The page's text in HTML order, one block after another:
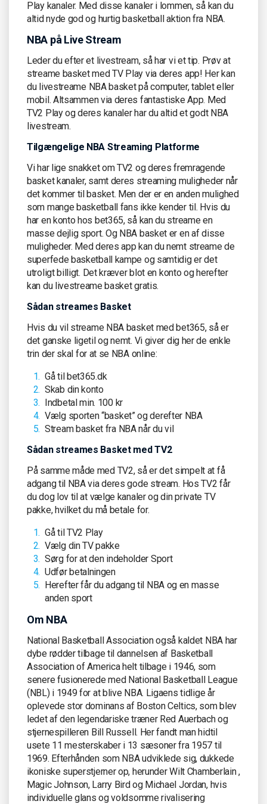
Play kanaler. Med disse kanaler i lommen, så kan du
altid nyde god og hurtig basketball aktion fra NBA.
NBA på Live Stream
Leder du efter et livestream, så har vi et tip. Prøv at
streame basket med TV Play via deres app! Her kan
du livestreame NBA basket på computer, tablet eller
mobil. Altsammen via deres fantastiske App. Med
TV2 Play og deres kanaler har du altid et godt NBA
livestream.
Tilgængelige NBA Streaming Platforme
Vi har lige snakket om TV2 og deres fremragende
basket kanaler, samt deres streaming muligheder når
det kommer til basket. Men der er en anden mulighed
som mange basketball fans ikke kender til. Hvis du
har en konto hos bet365, så kan du streame en
masse dejlig sport. Og NBA basket er en af disse
muligheder. Med deres app kan du nemt streame de
superfede basketball kampe og samtidig er det
utroligt billigt. Det kræver blot en konto og herefter
kan du livestreame basket gratis.
Sådan streames Basket
Hvis du vil streame NBA basket med bet365, så er
det ganske ligetil og nemt. Vi giver dig her de enkle
trin der skal for at se NBA online:
Gå til bet365.dk
Skab din konto
Indbetal min. 100 kr
Vælg sporten “basket” og derefter NBA
Stream basket fra NBA når du vil
Sådan streames Basket med TV2
På samme måde med TV2, så er det simpelt at få
adgang til NBA via deres gode stream. Hos TV2 får
du dog lov til at vælge kanaler og din private TV
pakke, hvilket du må betale for.
Gå til TV2 Play
Vælg din TV pakke
Sørg for at den indeholder Sport
Udfør betalningen
Herefter får du adgang til NBA og en masse
anden sport
Om NBA
National Basketball Association også kaldet NBA har
dybe rødder tilbage til dannelsen af ​​Basketball
Association of America helt tilbage i 1946, som
senere fusionerede med National Basketball League
(NBL) i 1949 for at blive NBA. Ligaens tidlige år
oplevede stor dominans af ​​Boston Celtics, som blev
ledet af den legendariske træner Red Auerbach og
stjernespilleren Bill Russell. Her fandt man hidtil
usete 11 mesterskaber i 13 sæsoner fra 1957 til
1969. Efterhånden som NBA udviklede sig, dukkede
ikoniske superstjerner op, herunder Wilt Chamberlain ,
Magic Johnson, Larry Bird og Michael Jordan, hvis
individuelle glans og voldsomme rivalisering